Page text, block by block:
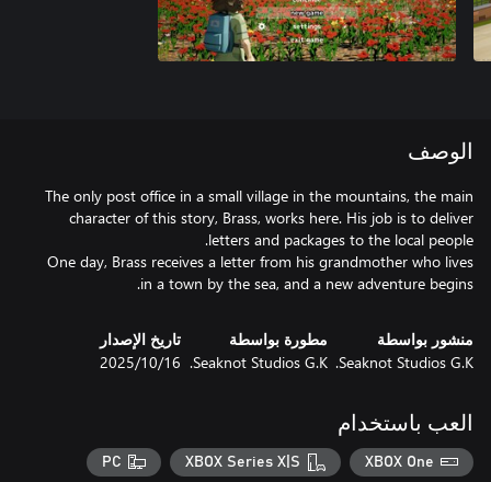
الوصف
The only post office in a small village in the mountains, the main
character of this story, Brass, works here. His job is to deliver
One day, Brass receives a letter from his grandmother who lives
in a town by the sea, and a new adventure begins.
منشور بواسطة
Seaknot Studios G.K.
مطورة بواسطة
Seaknot Studios G.K.
تاريخ الإصدار
16‏/10‏/2025
العب باستخدام
XBOX One
XBOX Series X|S
PC